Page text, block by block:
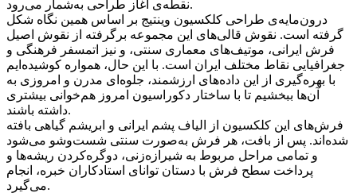
نقطه‌ی آغاز طراحی به‌شمار می‌رود.
درون‌مایه‌ی طراحی کلکسیون وینتیج بر اساس همین نگاه شکل
گرفته است. نقوش قالی‌های این مجموعه برگرفته از نقوش اصیل
فرش ایرانی، موتیف‌های معماری سنتی، و نیز اتمسفر فرهنگی و
جغرافیایی نقاط مختلف ایران است. با این حال، همواره کوشیده‌ایم
با بهره‌گیری از این داده‌های ارزشمند، جلوه‌ای مدرن و امروزی به
آن‌ها ببخشیم تا با ساختار دکوراسیون امروز هم‌خوانی بیشتری
داشته باشند.
فرش‌های این کلکسیون از الیاف پشم ایرانی و ابریشم گیاهی بافته
شده‌اند. پس از بافت، هر فرش به‌صورت سنتی شست‌وشو می‌شود
و تمامی مراحل مربوط به شیرازه‌زنی، دوگره‌کردن ریشه‌ها و
پرداخت سطح فرش با دستان توانای استادکاران خبره، انجام
می‌گیرد.